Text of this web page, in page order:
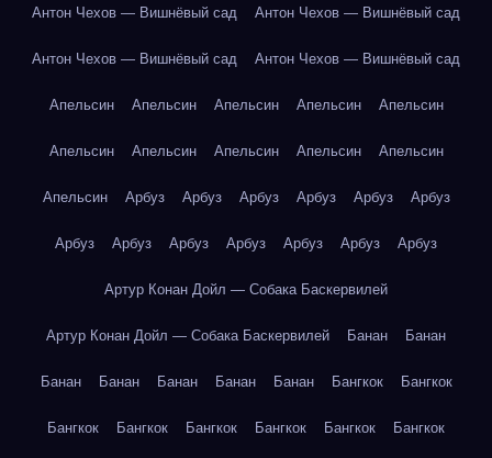
Антон Чехов — Вишнёвый сад Антон Чехов — Вишнёвый сад
Антон Чехов — Вишнёвый сад Антон Чехов — Вишнёвый сад
Апельсин Апельсин Апельсин Апельсин Апельсин
Апельсин Апельсин Апельсин Апельсин Апельсин
Апельсин Арбуз Арбуз Арбуз Арбуз Арбуз Арбуз
Арбуз Арбуз Арбуз Арбуз Арбуз Арбуз Арбуз
Артур Конан Дойл — Собака Баскервилей
Артур Конан Дойл — Собака Баскервилей Банан Банан
Банан Банан Банан Банан Банан Бангкок Бангкок
Бангкок Бангкок Бангкок Бангкок Бангкок Бангкок